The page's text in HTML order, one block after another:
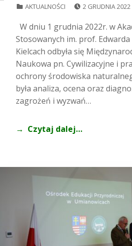
AKTUALNOŚCI 2 GRUDNIA 2022
W dniu 1 grudnia 2022r. w
Stosowanych im. prof.
Kielcach odbyła się
Naukowa pn. Cywilizacyjne i
ochrony środowiska
była analiza, ocena oraz
zagrożeń i wyzwań…
Czytaj dalej…